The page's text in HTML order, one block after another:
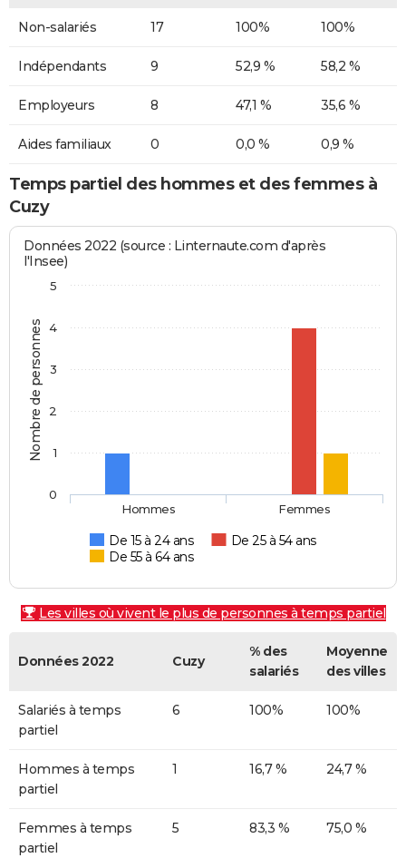
Non-salariés 17 100% 100%
Indépendants 9 52,9 % 58,2 %
Employeurs 8 47,1 % 35,6 %
Aides familiaux 0 0,0 % 0,9 %
Temps partiel des hommes et des femmes à
Cuzy
Nombre de personnes
Données 2022 (source : Linternaute.com d'après
l'Insee)
De 15 à 24 ans
De 25 à 54 ans
De 55 à 64 ans
Hommes Femmes
0
1
2
3
4
5
Les villes où vivent le plus de personnes à temps partiel
Données 2022 Cuzy
% des
salariés
Moyenne
des villes
Salariés à temps
partiel
6 100% 100%
Hommes à temps
partiel
1 16,7 % 24,7 %
Femmes à temps
partiel
5 83,3 % 75,0 %